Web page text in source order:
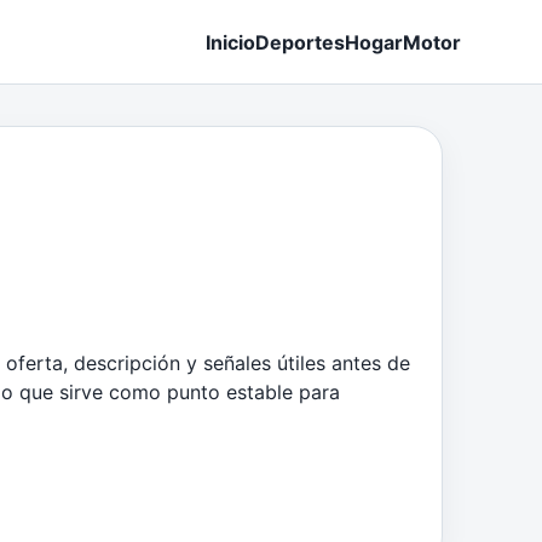
InicioDeportesHogarMotor
descripción y señales útiles antes de
que sirve como punto estable para